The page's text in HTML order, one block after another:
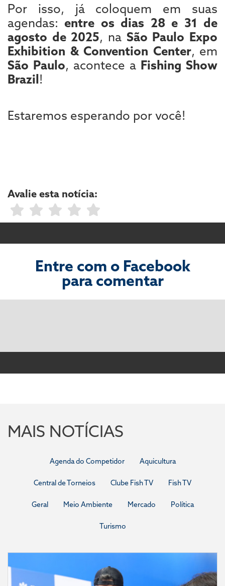
Por isso, já coloquem em suas
agendas:entre os dias 28 e 31 de
agosto de 2025, na São Paulo Expo
Exhibition & Convention Center, em
São Paulo, acontece a Fishing Show
Brazil!
Estaremos esperando por você!
Avalie esta notícia:
Entre com o Facebook
para comentar
MAIS NOTÍCIAS
Agenda do Competidor Aquicultura
Central de Torneios Clube Fish TV Fish TV
Geral Meio Ambiente Mercado Política
Turismo